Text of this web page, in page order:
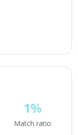
1%
Match ratio